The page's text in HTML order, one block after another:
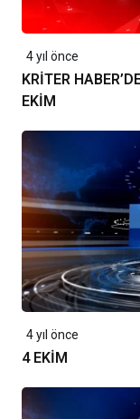
4 yıl önce
KRİTER
EKİM
4 yıl önce
4 EKİM